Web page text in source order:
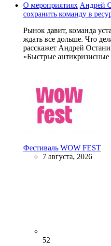
О мероприятиях Андрей
сохранить команду в
Рынок давит, команда
ждать все дольше. Что
расскажет Андрей
«Быстрые
Фестиваль WOW FEST
7 августа, 2026
52